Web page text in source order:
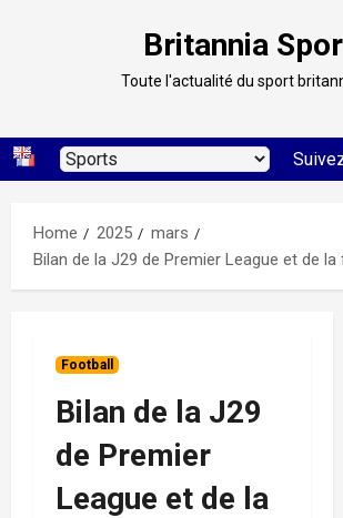
Britannia
Toute l'actualité du sport
Home 2025
mars
Bilan de la J29 de Premier League et de la
Football
Bilan de la J29
de Premier
League et de la